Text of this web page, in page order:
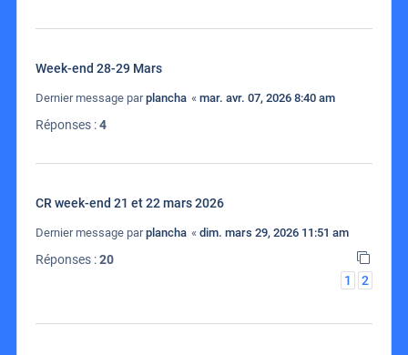
Week-end 28-29 Mars
Dernier message parplancha « mar. avr. 07, 2026 8:40 am
Réponses :4
CR week-end 21 et 22 mars 2026
Dernier message parplancha « dim. mars 29, 2026 11:51 am
Réponses :20
1
2